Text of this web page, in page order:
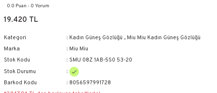
0.0 Puan - 0 Yorum
19.420 TL
Kategori Kadın Güneş Gözlüğü , Miu Miu Kadın Güneş Gözlüğü
Marka
Miu Miu
Stok Kodu
SMU 08Z 1AB-5S0 53-20
Stok Durumu
Barkod Kodu
8056597991728